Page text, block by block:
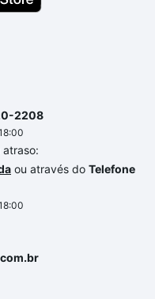
2208
ou através do Telefone